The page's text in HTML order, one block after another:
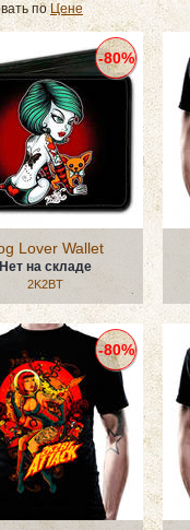
поЦене
Lover Wallet
Нет на складе
2K2BT
-80%
-80%